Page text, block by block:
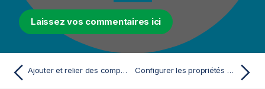
Laissez vos commentaires ici
Ajouter et relier des composants Configurer les propriétés du tFileOutputRaw